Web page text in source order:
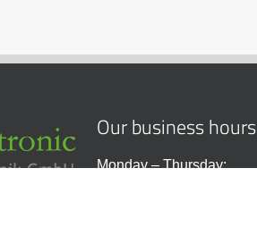
Our business hours
Monday – Thursday: